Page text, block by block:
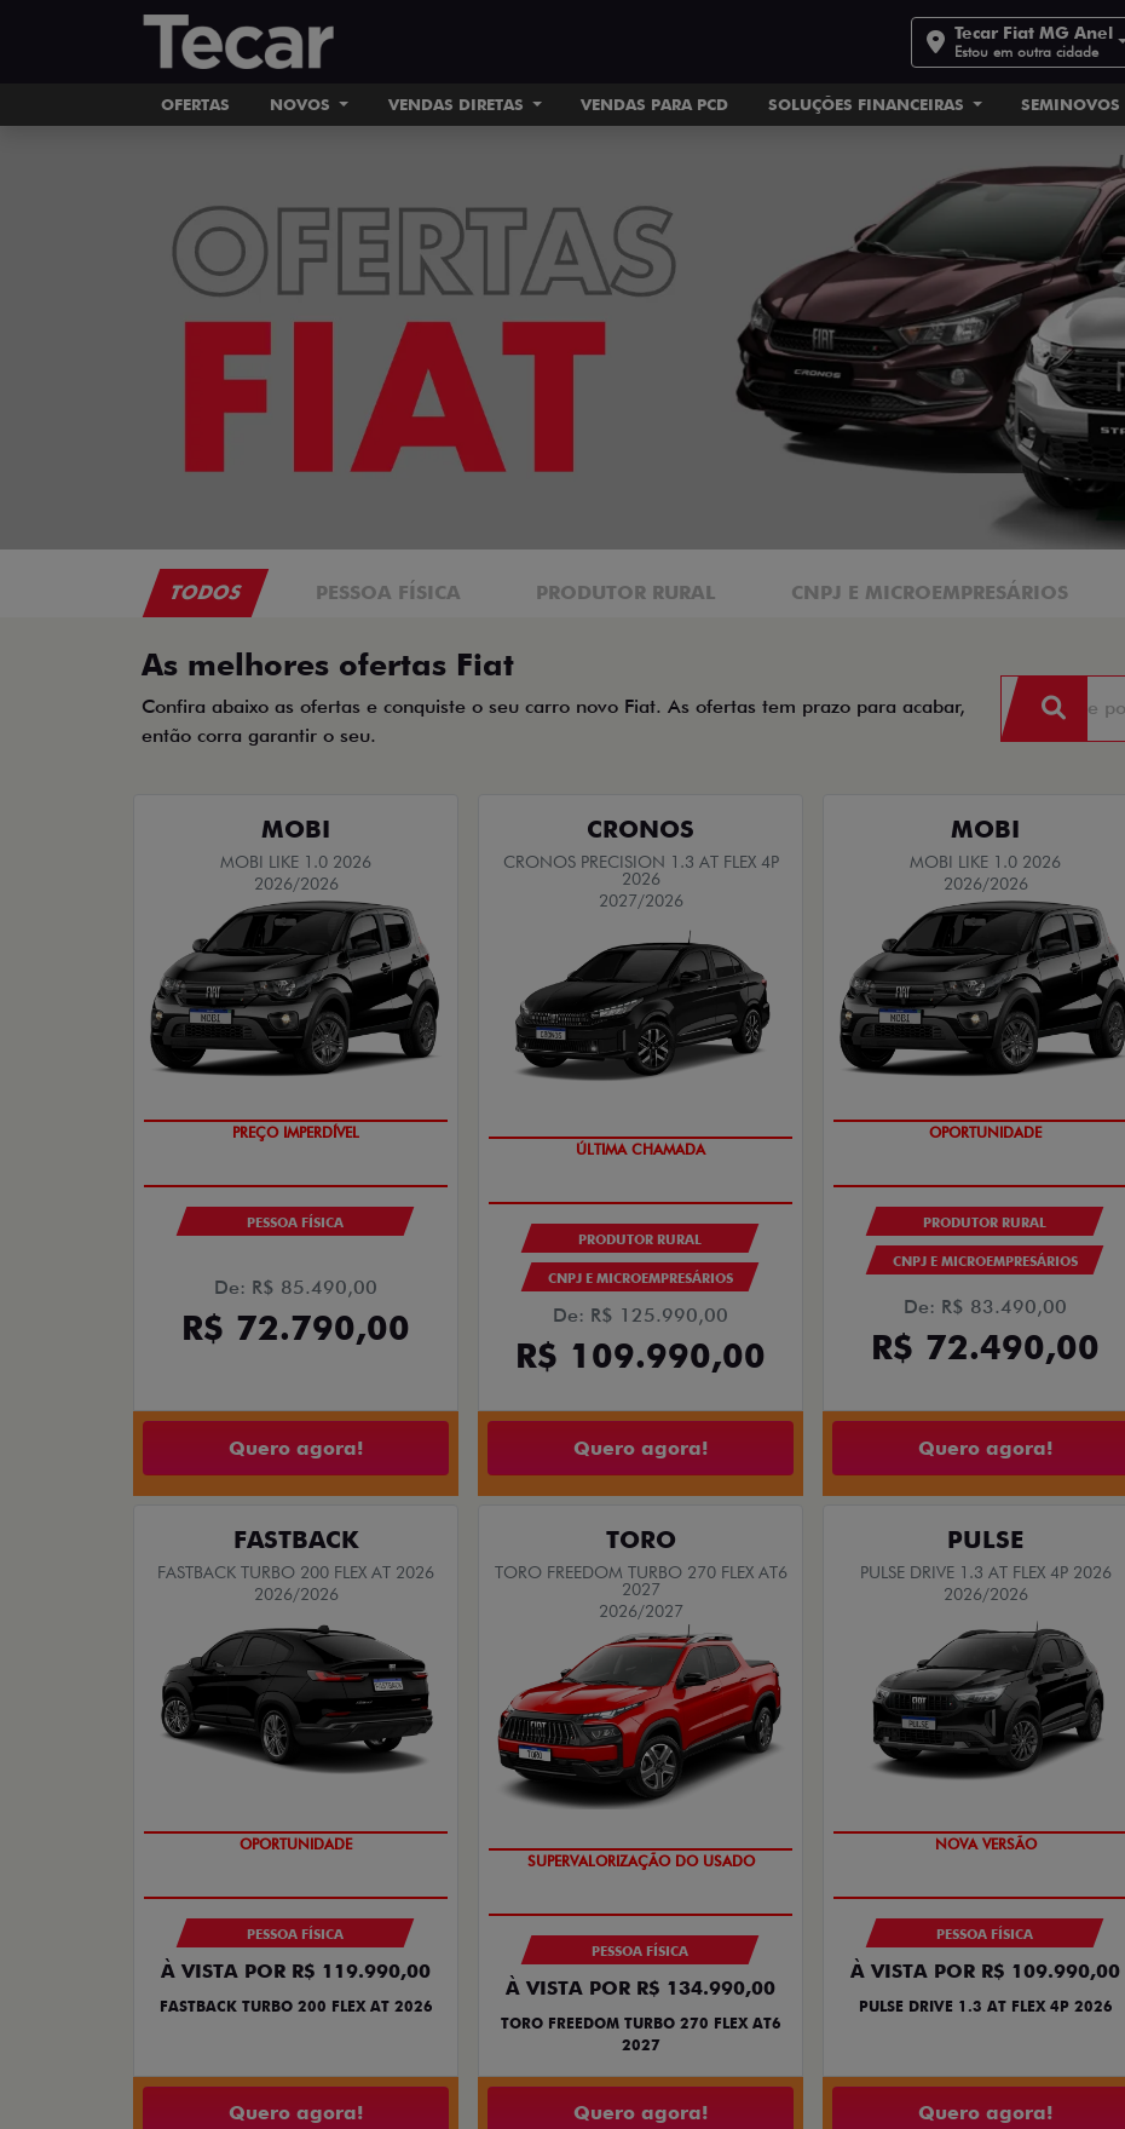
Tecar Fiat MG Anel
Estou em outra cidade
OFERTAS NOVOS VENDAS DIRETAS VENDAS PARA PCD SOLUÇÕES FINANCEIRAS SEMINOVOS
TODOS PESSOA FÍSICA PRODUTOR RURAL CNPJ E MICROEMPRESÁRIOS
As melhores ofertas Fiat
Confira abaixo as ofertas e conquiste o seu carro novo Fiat. As ofertas tem prazo para acabar,
então corra garantir o seu.
MOBI
MOBI LIKE 1.0 2026
2026/2026
SUPER DESCONTO
PESSOA FÍSICA
De: R$ 85.490,00
R$ 72.790,00
Quero agora!
CRONOS
CRONOS PRECISION 1.3 AT FLEX 4P
2026
2027/2026
GRANDE CHANCE FIAT
PRODUTOR RURAL
CNPJ E MICROEMPRESÁRIOS
De: R$ 125.990,00
R$ 109.990,00
Quero agora!
MOBI
MOBI LIKE 1.0 2026
2026/2026
ÚLTIMAS UNIDADES
PRODUTOR RURAL
CNPJ E MICROEMPRESÁRIOS
De: R$ 83.490,00
R$ 72.490,00
Quero agora!
FASTBACK
FASTBACK TURBO 200 FLEX AT 2026
2026/2026
OPORTUNIDADE
PESSOA FÍSICA
À VISTA POR R$ 119.990,00
FASTBACK TURBO 200 FLEX AT 2026
Quero agora!
TORO
TORO FREEDOM TURBO 270 FLEX AT6
2027
2026/2027
OPORTUNIDADE
PESSOA FÍSICA
À VISTA POR R$ 134.990,00
TORO FREEDOM TURBO 270 FLEX AT6
2027
Quero agora!
PULSE
PULSE DRIVE 1.3 AT FLEX 4P 2026
2026/2026
PREÇO IMPERDÍVEL
PESSOA FÍSICA
À VISTA POR R$ 109.990,00
PULSE DRIVE 1.3 AT FLEX 4P 2026
Quero agora!